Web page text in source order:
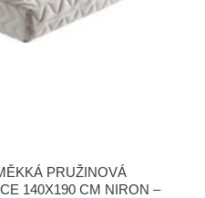
PRUŽINOVÁ
140X190 CM NIRON –